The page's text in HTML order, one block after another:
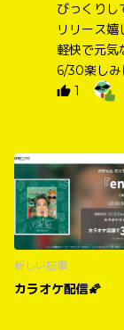
びっくりし
リリース嬉
軽快で元気
6/30楽しみ
1
新しい記事
カラオケ配信🌠